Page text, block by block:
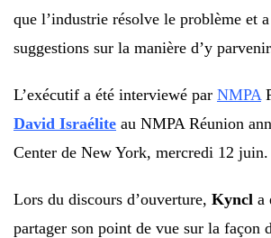
que l’industrie résolve le problème et
suggestions sur la manière d’y
L’exécutif a été interviewé par NMPA
David Israélite au NMPA Réunion
Center de New York, mercredi 12 juin.
Lors du discours d’ouverture, Kyncl a
partager son point de vue sur la façon